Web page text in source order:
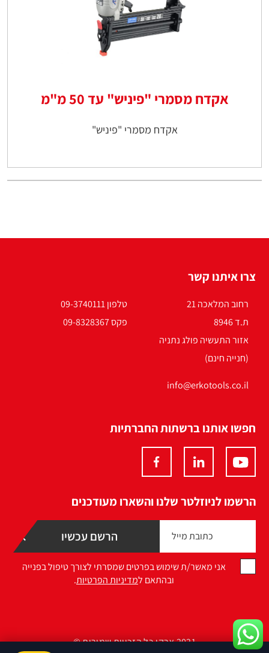
אקדח מסמרי "פיניש" עד 50 מ"מ
אקדח מסמרי "פיניש"
צרו איתנו קשר
רחוב המלאכה 21
ת.ד 8946
אזור התעשיה פולג נתניה
(חנייה חינם)
טלפון 09-3740111
פקס 09-8328367
info@erkotools.co.il
חפשו אותנו ברשתות החברתיות
הרשמו לניוזלטר שלנו והשארו מעודכנים
אני מאשר/ת שימוש בפרטים שמסרתי לצורך טיפול בפנייה
ובהתאם למדיניות הפרטיות.
2021 ארקו כל הזכויות שמורות ©